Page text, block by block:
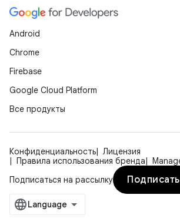
Android
Chrome
Firebase
Google Cloud Platform
Все продукты
Конфиденциальность
Лицензия
Правила использования бренда
Подписаться на рассылку